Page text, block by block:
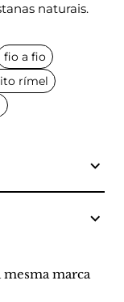
naturais.
fio a fio
rímel
mesma marca